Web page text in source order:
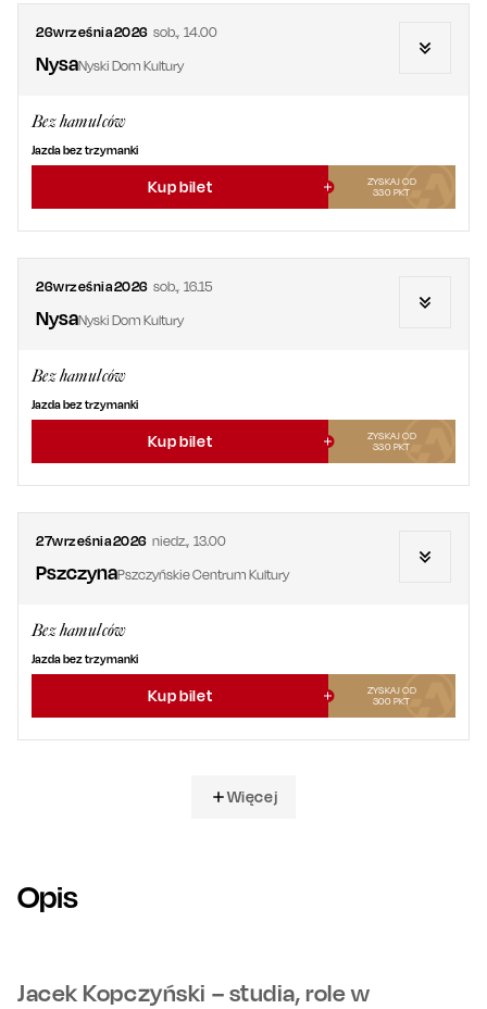
26września2026 sob., 14.00
NysaNyski Dom Kultury
Bez hamulców
Jazda bez trzymanki
Kup bilet
ZYSKAJ OD
330 PKT
26września2026 sob., 16.15
NysaNyski Dom Kultury
Bez hamulców
Jazda bez trzymanki
Kup bilet
ZYSKAJ OD
330 PKT
27września2026 niedz., 13.00
PszczynaPszczyńskie Centrum Kultury
Bez hamulców
Jazda bez trzymanki
Kup bilet
ZYSKAJ OD
300 PKT
Więcej
Opis
Jacek Kopczyński – studia, role w